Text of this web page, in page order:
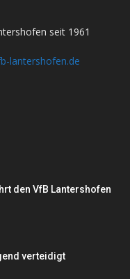
seit 1961
lantershofen.de
den VfB Lantershofen
verteidigt